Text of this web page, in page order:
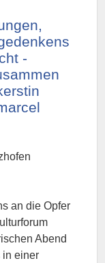
-
an die Opfer
Abend
in einer